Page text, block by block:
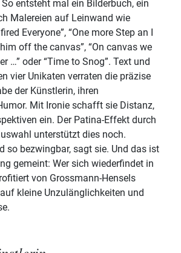
entsteht mal ein Bilderbuch, ein
Malereien auf Leinwand wie
Everyone”, “One more Step an I
off the canvas”, “On canvas we
…” oder “Time to Snog”. Text und
vier Unikaten verraten die präzise
der Künstlerin, ihren
Mit Ironie schafft sie Distanz,
ein. Der Patina-Effekt durch
unterstützt dies noch.
so bezwingbar, sagt sie. Und das ist
gemeint: Wer sich wiederfindet in
von Grossmann-Hensels
kleine Unzulänglichkeiten und